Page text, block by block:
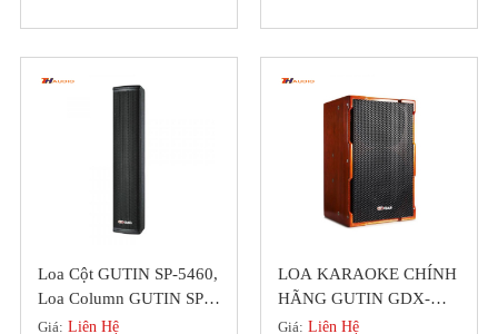
Loa Cột GUTIN SP-5460,
Loa Column GUTIN SP-
5460 Chính Hãng
Giá: Liên Hệ
LOA KARAOKE CHÍNH
HÃNG GUTIN GDX-
5210 PRO-SERIES BASS
Giá: Liên Hệ